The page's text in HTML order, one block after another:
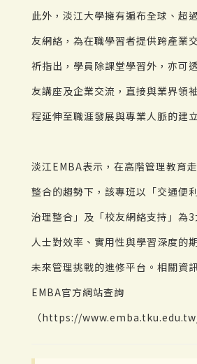
此外，淡江大學擁有遍布全球、超
友網絡，為在職學習者提供跨產業
祈指出，學員除課堂學習外，亦可
友講座及企業交流，直接與業界領
程延伸至職涯發展與專業人脈的建
淡江EMBA表示，在高階管理教育
整合的趨勢下，該專班以「交通便
治理整合」及「校友網絡支持」為
人士對效率、實用性與學習深度的
未來管理挑戰的進修平台。相關資
EMBA官方網站查詢
（https://